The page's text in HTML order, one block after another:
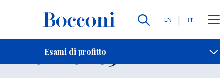
Lingue
EN IT
Esami di profitto
Contatti
Esame 20521 Open